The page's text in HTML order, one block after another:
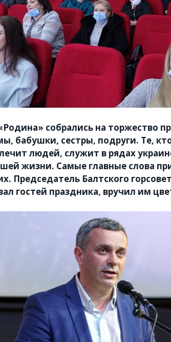
собрались на торжество
бабушки, сестры, подруги. Те,
людей, служит в рядах
жизни. Самые главные слова
Председатель Балтского
гостей праздника, вручил им